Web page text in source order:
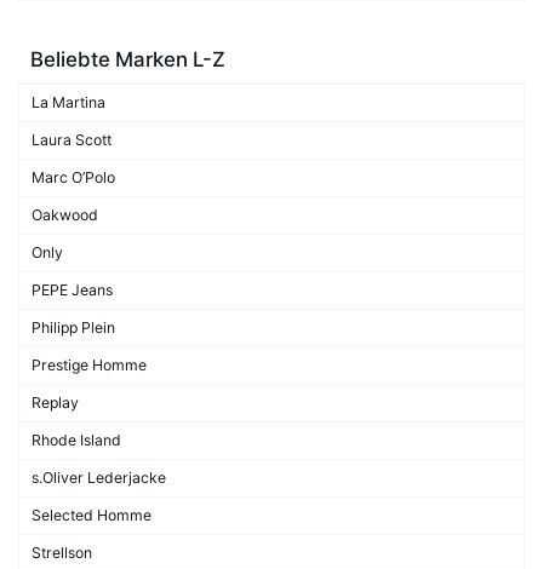
Beliebte Marken L-Z
La Martina
Laura Scott
Marc O’Polo
Oakwood
Only
PEPE Jeans
Philipp Plein
Prestige Homme
Replay
Rhode Island
s.Oliver Lederjacke
Selected Homme
Strellson